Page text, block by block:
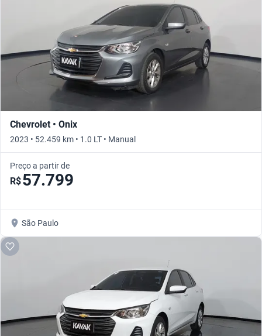
Chevrolet • Onix
2023 • 52.459 km • 1.0 LT • Manual
Preço a partir de
R$57.799
São Paulo